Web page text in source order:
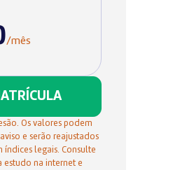
/mês
Os valores podem
e serão reajustados
legais. Consulte
estudo na internet e